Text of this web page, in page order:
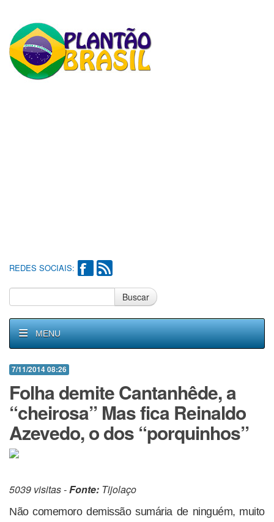
REDES SOCIAIS:
Buscar
MENU
7/11/2014 08:26
Folha demite Cantanhêde, a
“cheirosa” Mas fica Reinaldo
Azevedo, o dos “porquinhos”
5039 visitas -Fonte: Tijolaço
Não comemoro demissão sumária de ninguém, muito